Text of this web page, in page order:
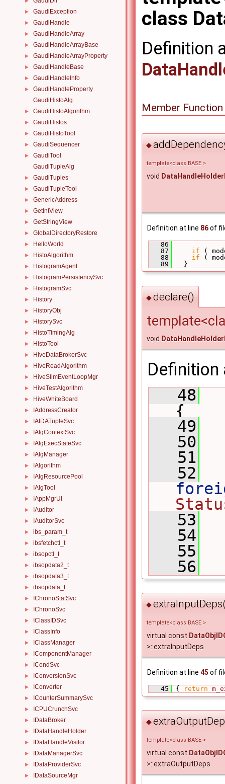
► GaudiException
► GaudiHandle
► GaudiHandleArray
► GaudiHandleArrayBase
► GaudiHandleArrayProperty
► GaudiHandleBase
► GaudiHandleInfo
►
GaudiHandleProperty
GaudiHistoAlg
► GaudiHistoAlgorithm
► GaudiHistos
► GaudiHistoTool
► GaudiSequencer
►
GaudiTool
GaudiTupleAlg
► GaudiTuples
► GaudiTupleTool
► GenericAddress
► GetIntView
► GetStringView
► GlobalDirectoryRestore
► HelloWorld
► HistoAlgorithm
► HistogramAgent
► HistogramPersistencySvc
► HistogramSvc
► History
► HistoryObj
► HistorySvc
► HistoTimingAlg
► HistoTool
► HiveDataBrokerSvc
► HiveReadAlgorithm
► HiveSlimEventLoopMgr
► HiveTestAlgorithm
► HiveWhiteBoard
► IAddressCreator
► IAIDATupleSvc
► IAlgContextSvc
► IAlgExecStateSvc
► IAlgManager
► IAlgorithm
► IAlgResourcePool
► IAlgTool
► IAppMgrUI
► IAuditor
► IAuditorSvc
► ibs_param_t
► ibsfetchctl_t
► ibsopctl_t
► ibsopdata2_t
► ibsopdata3_t
► ibsopdata_t
► IChronoStatSvc
► IChronoSvc
► IClassIDSvc
► IClassInfo
► IClassManager
► IComponentManager
► ICondSvc
► IConversionSvc
► IConverter
► ICounterSummarySvc
► ICPUCrunchSvc
► IDataBroker
► IDataHandleHolder
► IDataHandleVisitor
► IDataManagerSvc
► IDataProviderSvc
► IDataSourceMgr
class
Definition
Member
◆
template<class BASE >
void
Definition at line 86of
   86
   87
if (
   88
if (
   89
}
◆declare()
void
   48
{
   49
   50
   51
   52
   53
   54
   55
   56
◆
template<class BASE >
virtual const
>::extraInputDeps
Definition at line 45 of
   45
{ return
◆
template<class BASE >
virtual const
>::extraOutputDeps